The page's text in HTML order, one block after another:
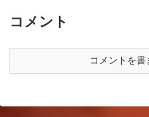
コメント
コメントを書